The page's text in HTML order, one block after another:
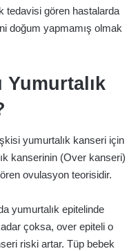
tedavisi gören hastalarda
doğum yapmamış olmak
Yumurtalık
yumurtalık kanseri için
kanserinin (Over kanseri)
ovulasyon teorisidir.
yumurtalık epitelinde
çoksa, over epiteli o
riski artar. Tüp bebek